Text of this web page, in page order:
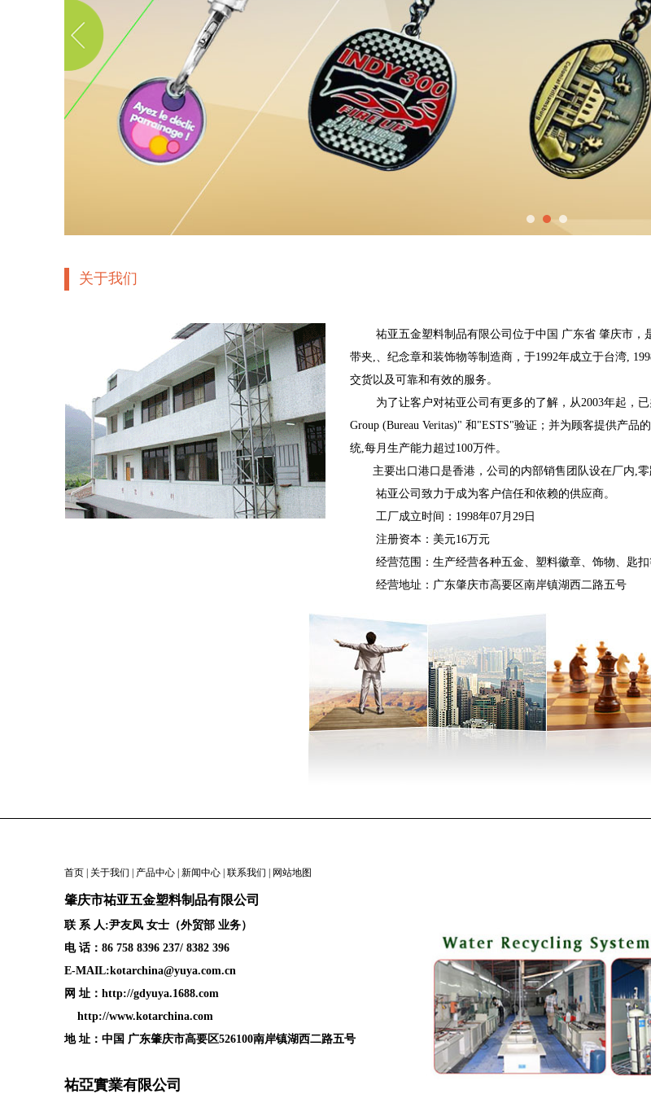
关于我们
祐亚五金塑料制品有限公司位于中国 广东省 肇庆市，
带夹,、纪念章和装饰物等制造商，于1992年成立于台湾,
交货以及可靠和有效的服务。
为了让客户对祐亚公司有更多的了解，从2003年起，已
Group (Bureau Veritas)" 和"ESTS"验证；并为顾客提供产
统,每月生产能力超过100万件。
主要出口港口是香港，公司的内部销售团队设在厂内,零
祐亚公司致力于成为客户信任和依赖的供应商。
工厂成立时间：1998年07月29日
注册资本：美元16万元
经营范围：生产经营各种五金、塑料徽章、饰物、匙扣
经营地址：广东肇庆市高要区南岸镇湖西二路五号
首页 | 关于我们 | 产品中心 | 新闻中心 | 联系我们 | 网站地图
肇庆市祐亚五金塑料制品有限公司
联 系 人:尹友凤 女士（外贸部 业务）
电 话：86 758 8396 237/ 8382 396
E-MAIL:kotarchina@yuya.com.cn
网 址： http://gdyuya.1688.com
http://www.kotarchina.com
地 址：中国 广东肇庆市高要区526100南岸镇湖西二路五号
祐亞實業有限公司